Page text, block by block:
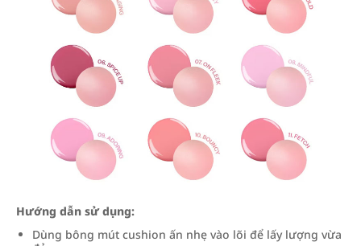
Hướng dẫn sử dụng:
Dùng bông mút cushion ấn nhẹ vào lõi để lấy lượng vừa